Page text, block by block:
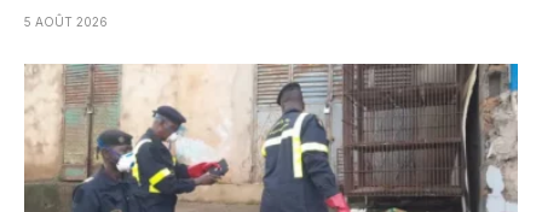
5 AOÛT 2026